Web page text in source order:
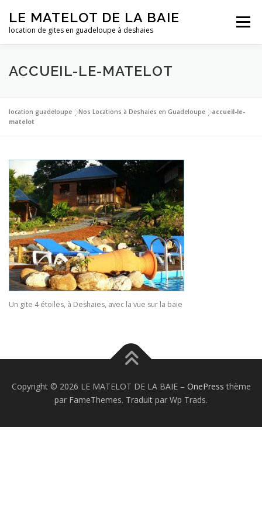
contenu
LE MATELOT DE LA BAIE
location de gites en guadeloupe à deshaies
Menu
ACCUEIL NOS LOCATIONS PHOTOS
LA GUADELOUPE TARIFS CONTACT ESSAI
ACCUEIL-LE-MATELOT
location guadeloupe |Nos Locations à Deshaies en Guadeloupe |accueil-le-
matelot
Un gite 4 étoiles, à Deshaies, avec la vue sur la baie
Copyright © 2026 LE MATELOT DE LA BAIE – OnePress thème
par FameThemes. Traduit par Wp Trads.